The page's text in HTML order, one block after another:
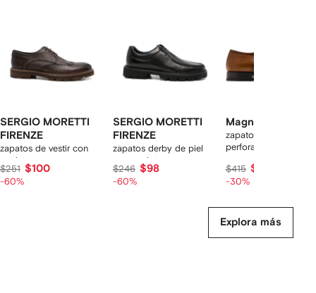
SERGIO MORETTI
FIRENZE
zapatos de vestir con
agujetas
$251 $100
-60%
SERGIO MORETTI
FIRENZE
zapatos derby de piel
con agujetas
$246 $98
-60%
Magnanni
zapatos derby con
perforaciones
$415 $290
-30%
Explora más